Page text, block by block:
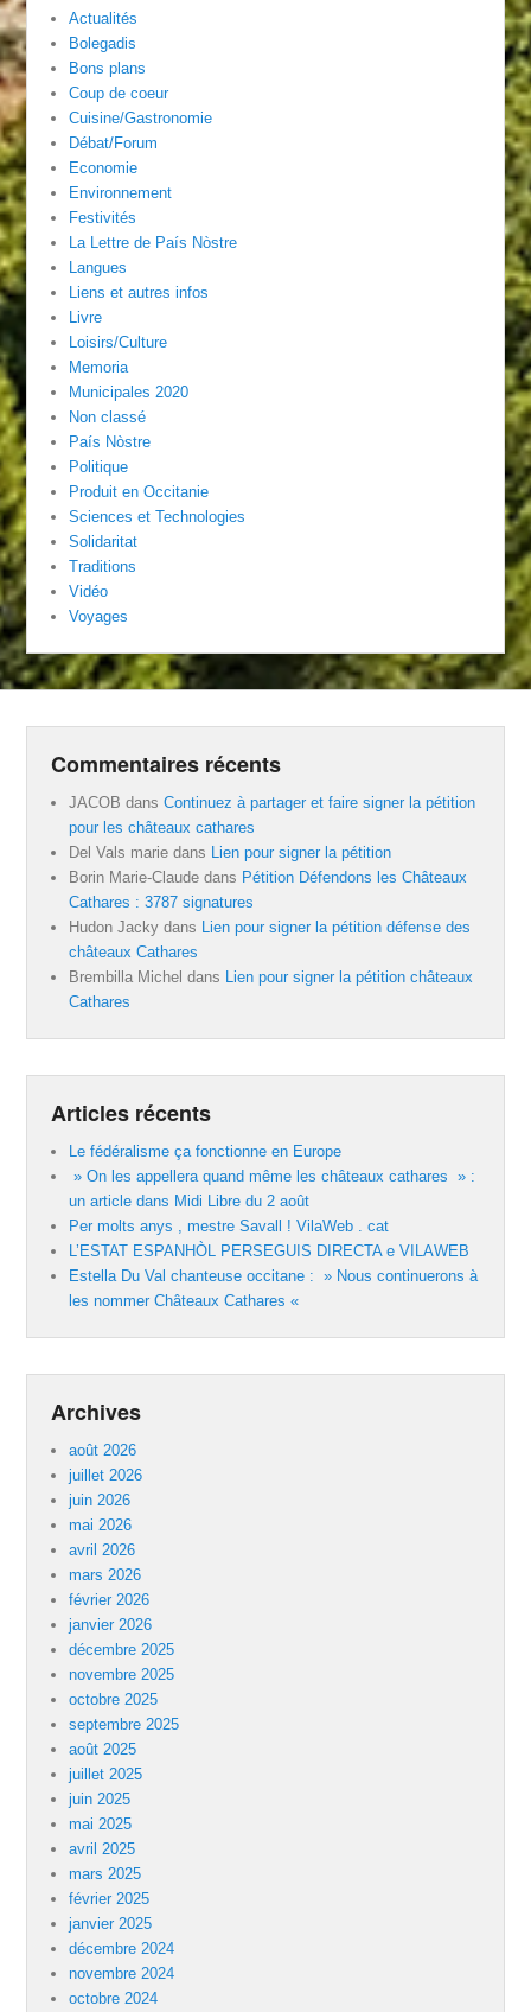
Actualités
Bolegadis
Bons plans
Coup de coeur
Cuisine/Gastronomie
Débat/Forum
Economie
Environnement
Festivités
La Lettre de País Nòstre
Langues
Liens et autres infos
Livre
Loisirs/Culture
Memoria
Municipales 2020
Non classé
País Nòstre
Politique
Produit en Occitanie
Sciences et Technologies
Solidaritat
Traditions
Vidéo
Voyages
Commentaires récents
JACOB dansContinuez à partager et faire signer la pétition
pour les châteaux cathares
Del Vals marie dans
Lien pour signer la pétition
Borin Marie-Claude dans Pétition Défendons les Châteaux
Cathares : 3787 signatures
Hudon Jacky dans
Lien pour signer la pétition défense des
châteaux Cathares
Brembilla Michel dans
Lien pour signer la pétition châteaux
Cathares
Articles récents
Le fédéralisme ça fonctionne en Europe
» On les appellera quand même les châteaux cathares » :
un article dans Midi Libre du 2 août
Per molts anys , mestre Savall ! VilaWeb . cat
L’ESTAT ESPANHÒL PERSEGUIS DIRECTA e VILAWEB
Estella Du Val chanteuse occitane : » Nous continuerons à
les nommer Châteaux Cathares «
Archives
août 2026
juillet 2026
juin 2026
mai 2026
avril 2026
mars 2026
février 2026
janvier 2026
décembre 2025
novembre 2025
octobre 2025
septembre 2025
août 2025
juillet 2025
juin 2025
mai 2025
avril 2025
mars 2025
février 2025
janvier 2025
décembre 2024
novembre 2024
octobre 2024